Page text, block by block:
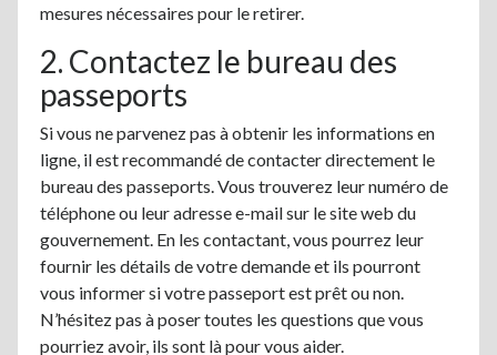
mesures nécessaires pour le retirer.
2. Contactez le bureau des
passeports
Si vous ne parvenez pas à obtenir les informations en
ligne, il est recommandé de contacter directement le
bureau des passeports. Vous trouverez leur numéro de
téléphone ou leur adresse e-mail sur le site web du
gouvernement. En les contactant, vous pourrez leur
fournir les détails de votre demande et ils pourront
vous informer si votre passeport est prêt ou non.
N’hésitez pas à poser toutes les questions que vous
pourriez avoir, ils sont là pour vous aider.